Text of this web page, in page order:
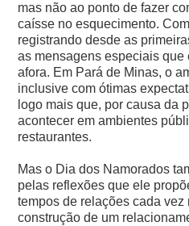
mas não ao ponto de fazer
caísse no esquecimento.
registrando desde as
as mensagens especiais
afora. Em Pará de Minas, o
inclusive com ótimas
logo mais que, por causa da
acontecer em ambientes
restaurantes.
Mas o Dia dos Namorados
pelas reflexões que ele
tempos de relações cada vez
construção de um